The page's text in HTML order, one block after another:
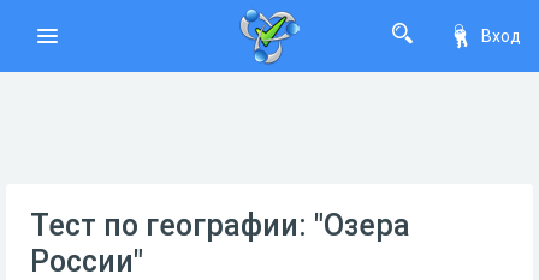
Вход
Тест по географии: "Озера
России"